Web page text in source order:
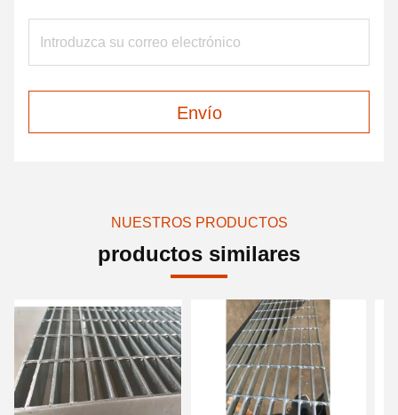
Envío
NUESTROS PRODUCTOS
productos similares